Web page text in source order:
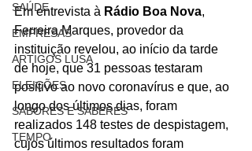
SAÚDE
EMPRESAS
ARTIGOS LUSA
ELEIÇÕES
SABORES E SABERES
TEMPO
Em entrevista à Rádio Boa Nova,
Ferreira Marques, provedor da
instituição revelou, ao início da tarde
de hoje, que 31 pessoas testaram
positivo ao novo coronavírus e que, ao
longo dos últimos dias, foram
realizados 148 testes de despistagem,
cujos últimos resultados foram